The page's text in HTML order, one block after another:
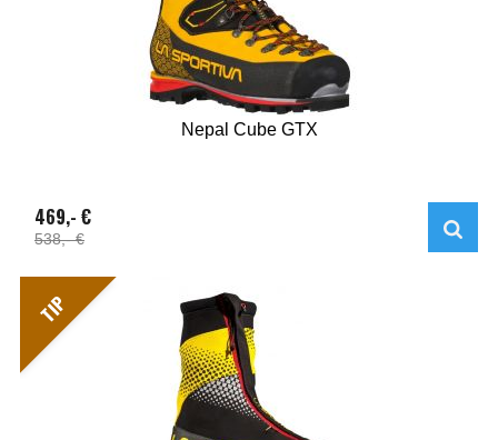
Nepal Cube GTX
469,- €
538,- €
TIP